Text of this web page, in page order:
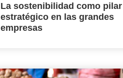
La sostenibilidad como pilar
estratégico en las grandes
empresas